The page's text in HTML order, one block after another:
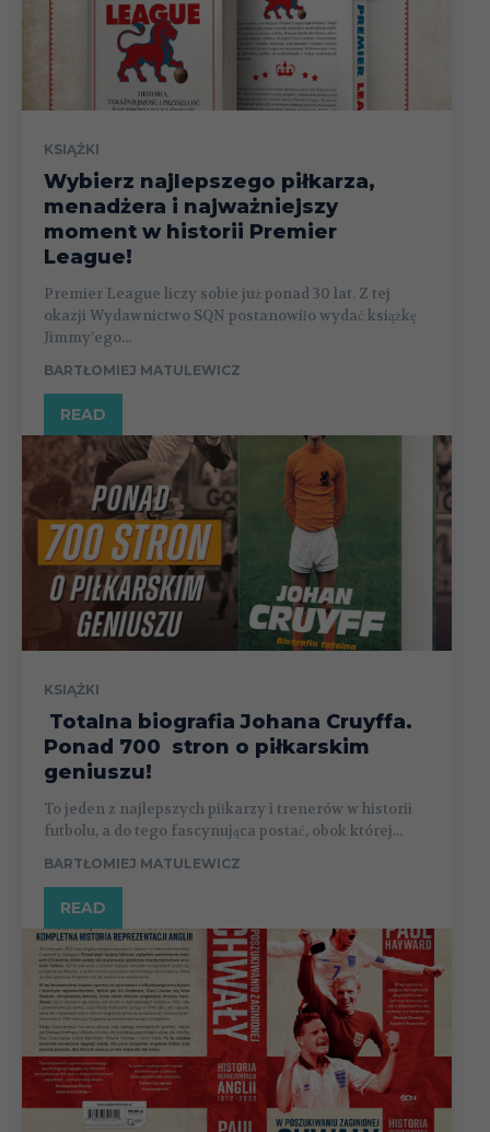
KSIĄŻKI
Wybierz najlepszego piłkarza,
menadżera i najważniejszy
moment w historii Premier
League!
Premier League liczy sobie już ponad 30 lat. Z tej
okazji Wydawnictwo SQN postanowiło wydać książkę
Jimmy’ego...
BARTŁOMIEJ MATULEWICZ
READ
KSIĄŻKI
Totalna biografia Johana Cruyffa.
Ponad 700 stron o piłkarskim
geniuszu!
To jeden z najlepszych piłkarzy i trenerów w historii
futbolu, a do tego fascynująca postać, obok której...
BARTŁOMIEJ MATULEWICZ
READ